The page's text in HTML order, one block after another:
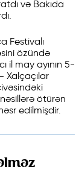
və Bakıda
Festivalı
özündə
il may ayının 5-
Xalçaçılar
ötürən
edilmişdir.